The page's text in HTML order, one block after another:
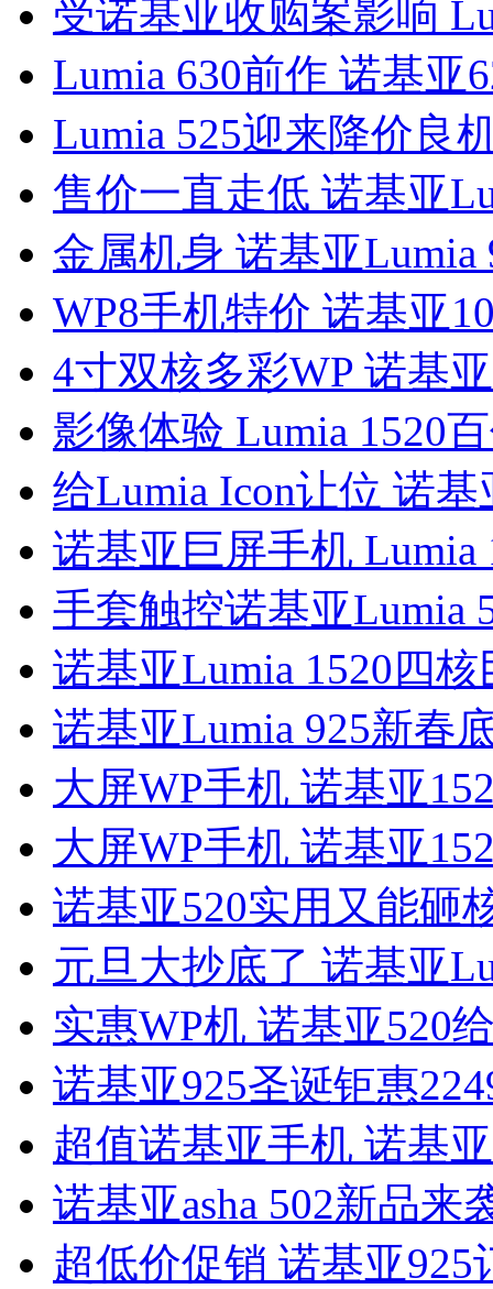
受诺基亚收购案影响
Lumia 630前作 诺基亚
Lumia 525迎来降价良
售价一直走低 诺基亚
金属机身 诺基亚Lumia
WP8手机特价 诺基亚
4寸双核多彩WP 诺基
影像体验 Lumia 1520
给Lumia Icon让位 诺基
诺基亚巨屏手机 Lumia
手套触控诺基亚Lumia
诺基亚Lumia 1520四
诺基亚Lumia 925新春
大屏WP手机 诺基亚
大屏WP手机 诺基亚
诺基亚520实用又能砸
元旦大抄底了 诺基亚
实惠WP机 诺基亚520
诺基亚925圣诞钜惠
超值诺基亚手机 诺基
诺基亚asha 502新品来
超低价促销 诺基亚925